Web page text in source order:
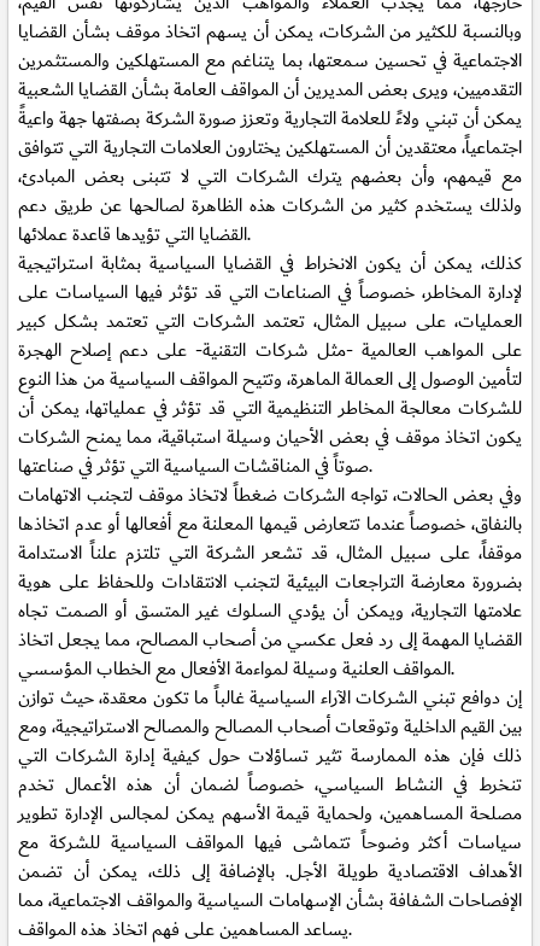
وبالنسبة للكثير من الشركات، يمكن أن يسهم اتخاذ موقف بشأن القضايا
الاجتماعية في تحسين سمعتها، بما يتناغم مع المستهلكين والمستثمرين
التقدميين، ويرى بعض المديرين أن المواقف العامة بشأن القضايا الشعبية
يمكن أن تبني ولاءً للعلامة التجارية وتعزز صورة الشركة بصفتها جهة واعيةً
اجتماعياً، معتقدين أن المستهلكين يختارون العلامات التجارية التي تتوافق
مع قيمهم، وأن بعضهم يترك الشركات التي لا تتبنى بعض المبادئ،
ولذلك يستخدم كثير من الشركات هذه الظاهرة لصالحها عن طريق دعم
القضايا التي تؤيدها قاعدة عملائها.
كذلك، يمكن أن يكون الانخراط في القضايا السياسية بمثابة استراتيجية
لإدارة المخاطر، خصوصاً في الصناعات التي قد تؤثر فيها السياسات على
العمليات، على سبيل المثال، تعتمد الشركات التي تعتمد بشكل كبير
على المواهب العالمية -مثل شركات التقنية- على دعم إصلاح الهجرة
لتأمين الوصول إلى العمالة الماهرة، وتتيح المواقف السياسية من هذا النوع
للشركات معالجة المخاطر التنظيمية التي قد تؤثر في عملياتها، يمكن أن
يكون اتخاذ موقف في بعض الأحيان وسيلة استباقية، مما يمنح الشركات
صوتاً في المناقشات السياسية التي تؤثر في صناعتها.
وفي بعض الحالات، تواجه الشركات ضغطاً لاتخاذ موقف لتجنب الاتهامات
بالنفاق، خصوصاً عندما تتعارض قيمها المعلنة مع أفعالها أو عدم اتخاذها
موقفاً، على سبيل المثال، قد تشعر الشركة التي تلتزم علناً الاستدامة
بضرورة معارضة التراجعات البيئية لتجنب الانتقادات وللحفاظ على هوية
علامتها التجارية، ويمكن أن يؤدي السلوك غير المتسق أو الصمت تجاه
القضايا المهمة إلى رد فعل عكسي من أصحاب المصالح، مما يجعل اتخاذ
المواقف العلنية وسيلة لمواءمة الأفعال مع الخطاب المؤسسي.
إن دوافع تبني الشركات الآراء السياسية غالباً ما تكون معقدة، حيث توازن
بين القيم الداخلية وتوقعات أصحاب المصالح والمصالح الاستراتيجية، ومع
ذلك فإن هذه الممارسة تثير تساؤلات حول كيفية إدارة الشركات التي
تنخرط في النشاط السياسي، خصوصاً لضمان أن هذه الأعمال تخدم
مصلحة المساهمين، ولحماية قيمة الأسهم يمكن لمجالس الإدارة تطوير
سياسات أكثر وضوحاً تتماشى فيها المواقف السياسية للشركة مع
الأهداف الاقتصادية طويلة الأجل. بالإضافة إلى ذلك، يمكن أن تضمن
الإفصاحات الشفافة بشأن الإسهامات السياسية والمواقف الاجتماعية، مما
يساعد المساهمين على فهم اتخاذ هذه المواقف.